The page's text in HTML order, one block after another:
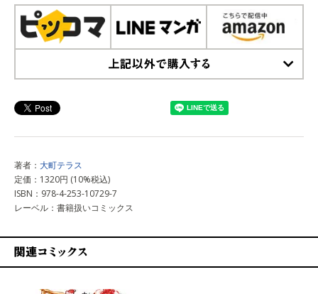
著者： 大町テラス
定価：1320円 (10%税込)
ISBN：978-4-253-10729-7
レーベル：書籍扱いコミックス